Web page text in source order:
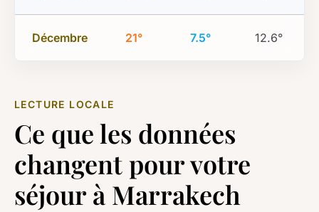
Décembre 21° 7.5° 12.6°
LECTURE LOCALE
Ce que les données
changent pour votre
séjour à Marrakech